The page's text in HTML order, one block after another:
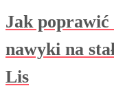
Jak
nawyki na
Lis